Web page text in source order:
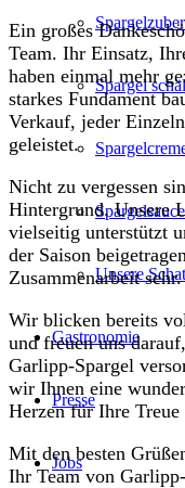
Spargel
Unsere
Gastronomie
Presse
Jobs
Ein großes
Team. Ihr Einsatz,
haben einmal mehr
starkes Fundament
Verkauf, jeder
geleistet.
Nicht zu vergessen
Hintergrund. Unsere
vielseitig unterstützt
der Saison
Zusammenarbeit sehr.
Wir blicken bereits
und freuen uns
Garlipp-Spargel
wir Ihnen eine
Herzen für Ihre
Mit den besten
Ihr Team von